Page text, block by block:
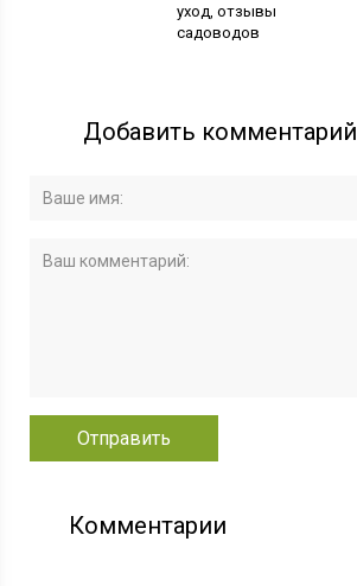
уход, отзывы
садоводов
Добавить комментарий
Комментарии